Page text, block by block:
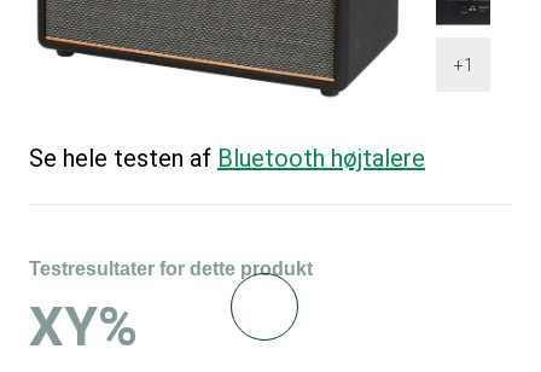
+1
Se hele testen af Bluetooth højtalere
Testresultater for dette produkt
XY%